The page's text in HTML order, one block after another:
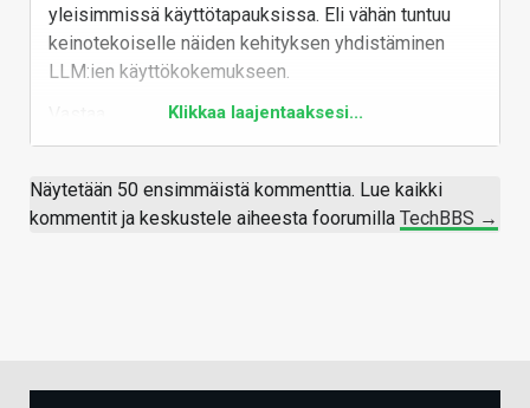
yleisimmissä käyttötapauksissa. Eli vähän tuntuu
keinotekoiselle näiden kehityksen yhdistäminen
LLM:ien käyttökokemukseen.
Klikkaa laajentaaksesi...
Näytetään 50 ensimmäistä kommenttia. Lue kaikki
kommentit ja keskustele aiheesta foorumilla TechBBS →